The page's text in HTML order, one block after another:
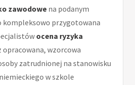
zawodowe na podanym
kompleksowo przygotowana
ocena ryzyka
opracowana, wzorcowa
zatrudnionej na stanowisku
w szkole